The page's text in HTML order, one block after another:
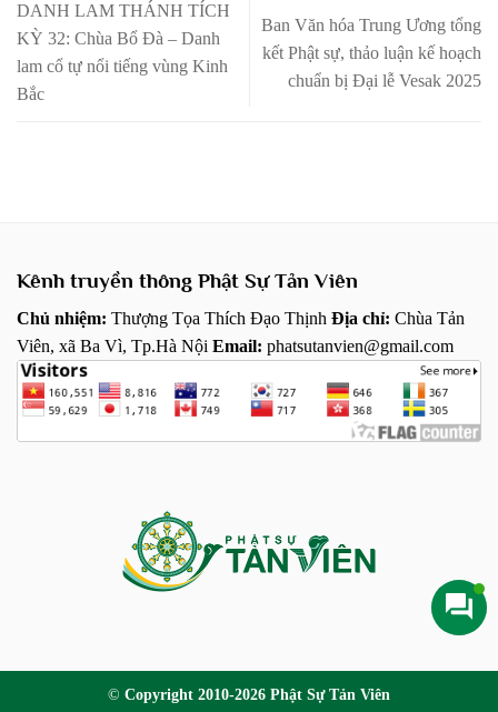
DANH LAM THÁNH TÍCH
KỲ 32: Chùa Bổ Đà – Danh
lam cổ tự nổi tiếng vùng Kinh
Bắc
Ban Văn hóa Trung Ương tổng
kết Phật sự, thảo luận kế hoạch
chuẩn bị Đại lễ Vesak 2025
Kênh truyền thông Phật Sự Tản Viên
Chủ nhiệm: Thượng Tọa Thích Đạo Thịnh Địa chỉ: Chùa Tản
Viên, xã Ba Vì, Tp.Hà Nội Email: phatsutanvien@gmail.com
© Copyright 2010-2026 Phật Sự Tản Viên